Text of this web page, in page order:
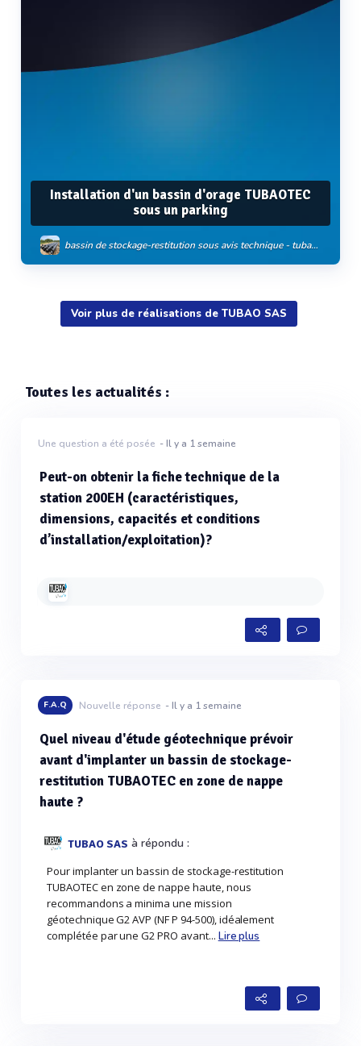
Installation d'un bassin d'orage TUBAOTEC
sous un parking
bassin de stockage-restitution sous avis technique - tubaotec
Voir plus
Voir plus de réalisations de TUBAO SAS
Toutes les actualités :
Une question a été posée - Il y a 1 semaine
Peut-on obtenir la fiche technique de la
station 200EH (caractéristiques,
dimensions, capacités et conditions
d’installation/exploitation)?
F.A.Q Nouvelle réponse - Il y a 1 semaine
Quel niveau d'étude géotechnique prévoir
avant d'implanter un bassin de stockage-
restitution TUBAOTEC en zone de nappe
haute ?
TUBAO SAS à répondu :
Pour implanter un bassin de stockage-restitution
TUBAOTEC en zone de nappe haute, nous
recommandons a minima une mission
géotechnique G2 AVP (NF P 94-500), idéalement
complétée par une G2 PRO avant... Lire plus